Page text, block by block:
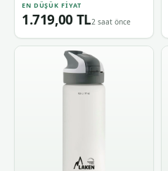
EN DÜŞÜK FIYAT
1.719,00 TL2 saat önce